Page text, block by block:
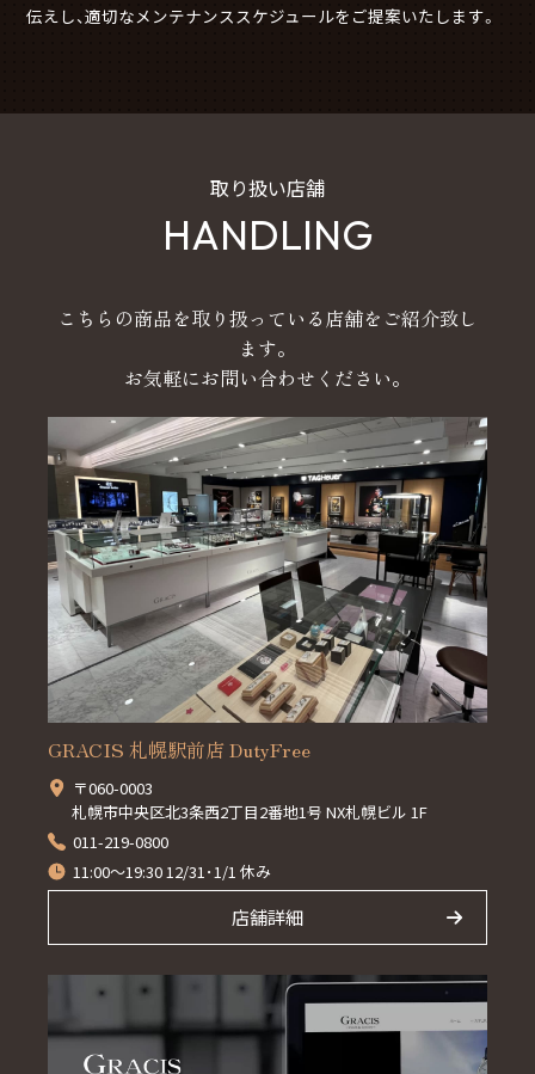
伝えし、適切なメンテナンススケジュールをご提案いたします。
取り扱い店舗
HANDLING
こちらの商品を取り扱っている店舗をご紹介致し
ます。
お気軽にお問い合わせください。
GRACIS 札幌駅前店 DutyFree
〒060-0003
札幌市中央区北3条西2丁目2番地1号 NX札幌ビル 1F
011-219-0800
11:00～19:30 12/31･1/1 休み
店舗詳細